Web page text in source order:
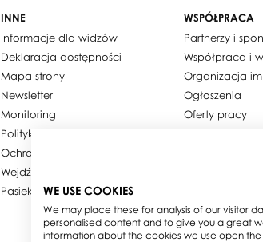
INNE
Informacje dla widzów
Deklaracja dostępności
Mapa strony
Newsletter
Monitoring
Polityka prywatności / Cookies
Ochrona danych osobowych
Wejdź w obiektyw
Pasieka w Teatrze
WSPÓŁPRACA
Partnerzy i
Współpraca i
Organizacja
Ogłoszenia
Oferty pracy
Dla mediów
Biuletyn
WE USE COOKIES
We may place these for analysis of our visitor
personalised content and to give you a great
information about the cookies we use open the